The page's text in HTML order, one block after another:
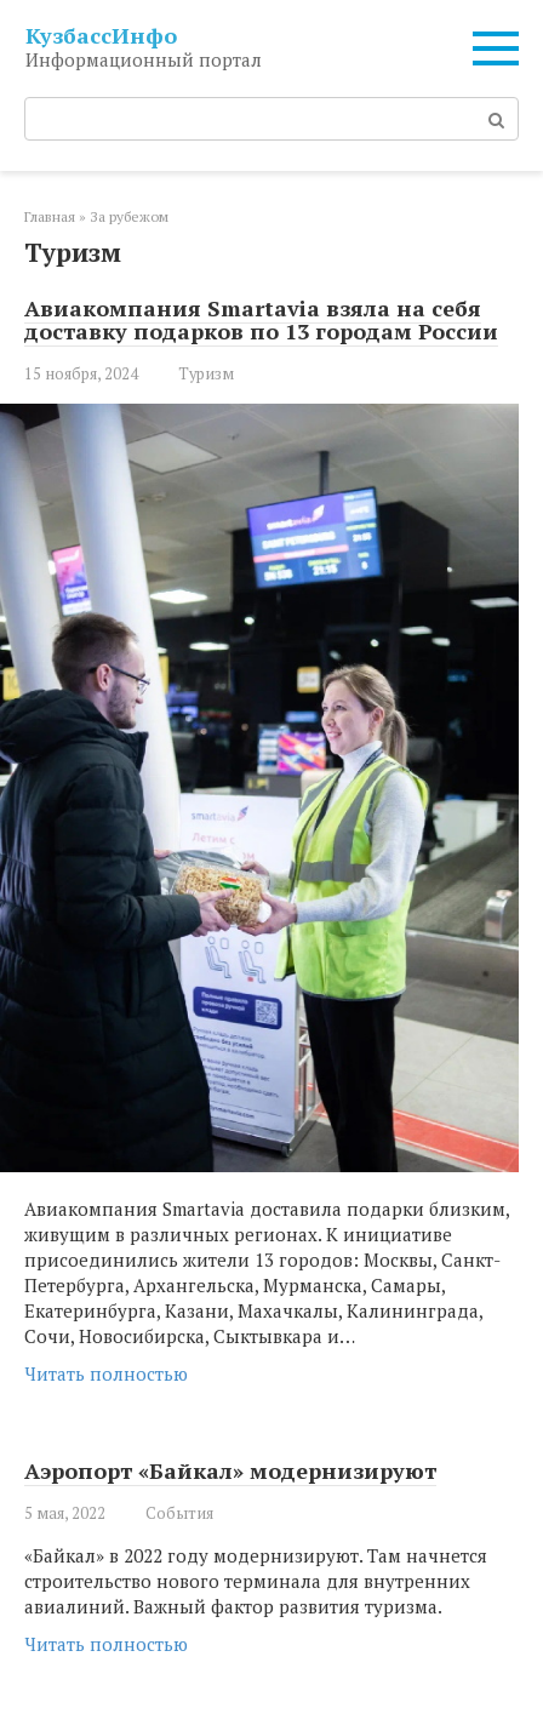
контенту
КузбассИнфо
Информационный портал
Поиск:
Главная » За рубежом
Туризм
Авиакомпания Smartavia взяла на себя
доставку подарков по 13 городам России
15 ноября, 2024 Туризм
Авиакомпания Smartavia доставила подарки близким,
живущим в различных регионах. К инициативе
присоединились жители 13 городов: Москвы, Санкт-
Петербурга, Архангельска, Мурманска, Самары,
Екатеринбурга, Казани, Махачкалы, Калининграда,
Сочи, Новосибирска, Сыктывкара и…
Читать полностью
Аэропорт «Байкал» модернизируют
5 мая, 2022 События
«Байкал» в 2022 году модернизируют. Там начнется
строительство нового терминала для внутренних
авиалиний. Важный фактор развития туризма.
Читать полностью